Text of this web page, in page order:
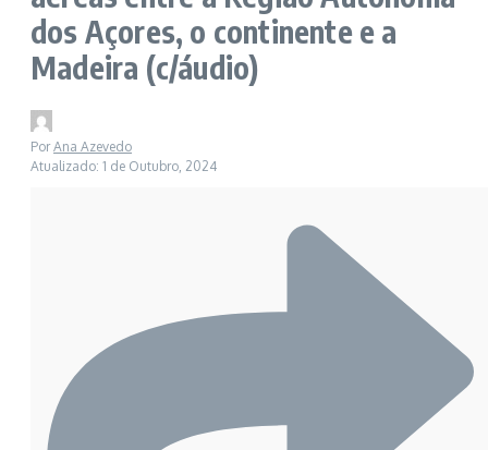
dos Açores, o continente e a
Madeira (c/áudio)
PorAna Azevedo
Atualizado: 1 de Outubro, 2024